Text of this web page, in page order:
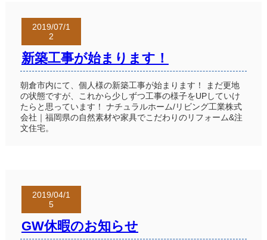
2019/07/1
2
新築工事が始まります！
朝倉市内にて、個人様の新築工事が始まります！ まだ更地
の状態ですが、これから少しずつ工事の様子をUPしていけ
たらと思っています！ ナチュラルホーム/リビング工業株式
会社｜福岡県の自然素材や家具でこだわりのリフォーム&注
文住宅。
2019/04/1
5
GW休暇のお知らせ